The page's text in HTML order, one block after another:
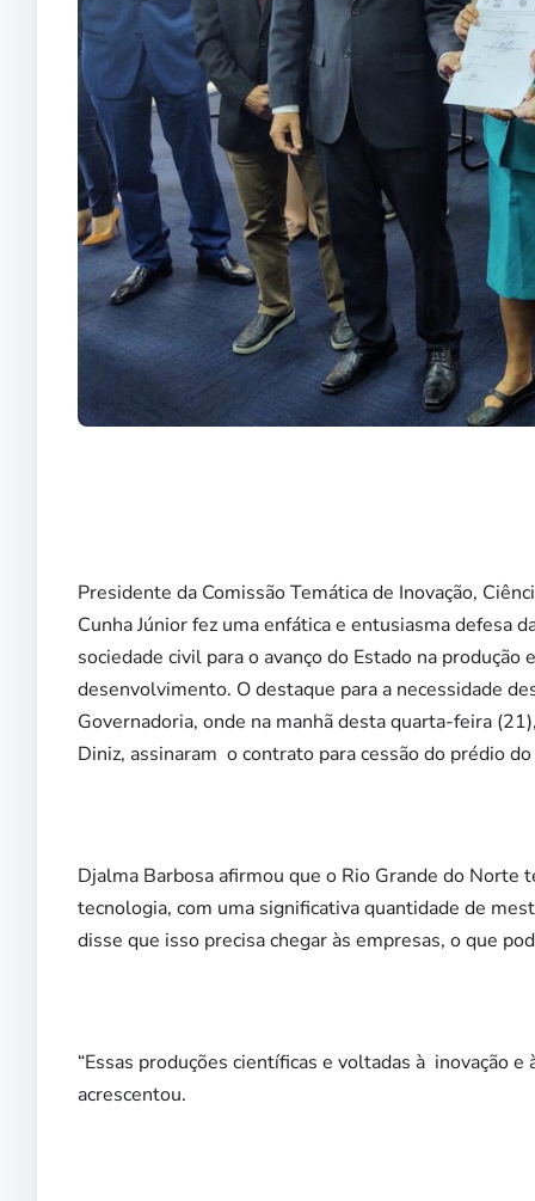
Presidente da Comissão Temática de Inovação,
Cunha Júnior fez uma enfática e entusiasma defesa
sociedade civil para o avanço do Estado na
desenvolvimento. O destaque para a necessidade
Governadoria, onde na manhã desta quarta-feira
Diniz, assinaram o contrato para cessão do prédio
Djalma Barbosa afirmou que o Rio Grande do Norte
tecnologia, com uma significativa quantidade de
disse que isso precisa chegar às empresas, o que
“Essas produções científicas e voltadas à inovação
acrescentou.